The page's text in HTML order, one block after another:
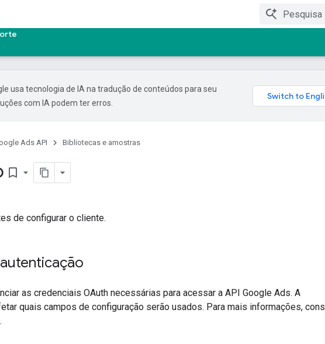
usa tecnologia de IA na tradução de conteúdos para seu
com IA podem ter erros.
Ads API Bibliotecas e amostras
bookmark_border
de configurar o cliente.
as credenciais OAuth necessárias para acessar a API Google Ads. A
quais campos de configuração serão usados. Para mais informações,
.